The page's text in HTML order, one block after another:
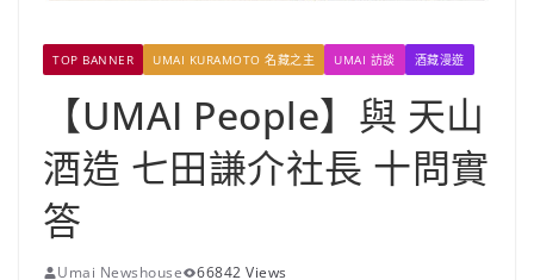
TOP BANNER UMAI KURAMOTO 名藏之主 UMAI 訪談 酒藏漫遊
【UMAI People】與 天山
酒造 七田謙介社長 十問實
答
Umai Newshouse
66842 Views